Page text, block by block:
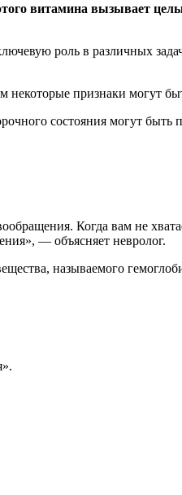
витамина вызывает
роль в различных
некоторые признаки могут
состояния могут
Когда вам не
— объясняет невролог.
называемого